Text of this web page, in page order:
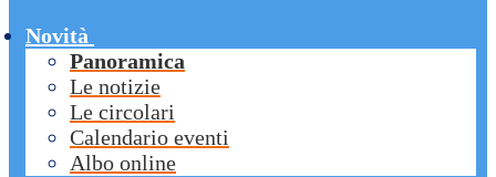
Novità
Panoramica
Le notizie
Le circolari
Calendario eventi
Albo online